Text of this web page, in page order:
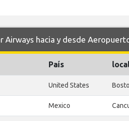
Airways hacia y desde
País
United States
Mexico